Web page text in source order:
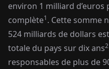
environ 1 milliard
complète1. Cette somme
524 milliards de dollars
totale du pays sur dix ans2
responsables de plus de